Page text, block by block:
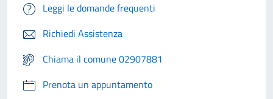
Leggi le domande frequenti
Richiedi Assistenza
Chiama il comune 02907881
Prenota un appuntamento